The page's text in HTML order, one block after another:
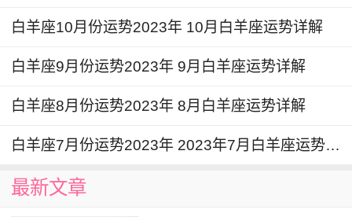
就太可惜了。
整体财运：
2024年5月白羊座人因为财务上的起伏变动，
他们可能会面临意外开支或者投资风险，害怕缺乏
建议白羊座本月要谨慎管理自己财务，避免冲动消
白羊座10月份运势2023年 10月白羊座运势详解
白羊座9月份运势2023年 9月白羊座运势详解
白羊座8月份运势2023年 8月白羊座运势详解
白羊座7月份运势2023年 2023年7月白羊座运势详解
最新文章